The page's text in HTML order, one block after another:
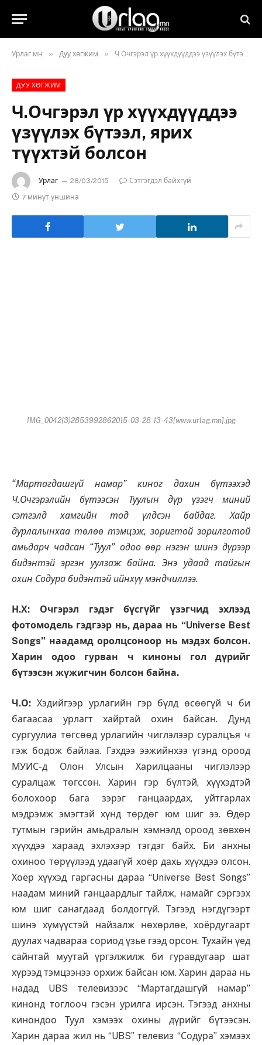
Урлаг.мн » Дуу хөгжим » Ч.Очгэрэл үр хүүхдүүддээ үзүүлэх бүтээл, ярих түүхтэй болсон
ДУУ ХӨГЖИМ
Ч.Очгэрэл үр хүүхдүүддээ
үзүүлэх бүтээл, ярих
түүхтэй болсон
Урлаг 28/03/2015
Сэтгэгдэл байхгүй
7 минут уншина
IMG_0042(3)2853992862015-03-28-13-43[www.urlag.mn].jpg
“Мартагдашгүй намар” киног дахин бүтээхэд
Ч.Очгэрэлийн бүтээсэн Туулын дүр үзэгч миний
сэтгэлд хамгийн тод үлдсэн байдаг. Хайр
дурлалынхаа төлөө тэмцэж, зоригтой зорилготой
амьдарч чадсан “Туул” одоо өөр нэгэн шинэ дүрээр
бидэнтэй эргэн уулзаж байна. Энэ удаад тайгын
охин Содура бидэнтэй ийнхүү мэндчиллээ.
Н.Х: Очгэрэл гэдэг бүсгүйг үзэгчид эхлээд
фотомодель гэдгээр нь, дараа нь “Universe Best
Songs” наадамд оролцсоноор нь мэдэх болсон.
Харин одоо гурван ч киноны гол дүрийг
бүтээсэн жүжигчин болсон байна.
Ч.О: Хэдийгээр урлагийн гэр бүлд өсөөгүй ч би
багаасаа урлагт хайртай охин байсан. Дунд
сургуулиа төгсөөд урлагийн чиглэлээр суралцъя ч
гэж бодож байлаа. Гэхдээ ээжийнхээ үгэнд ороод
МУИС-д Олон Улсын Харилцааны чиглэлээр
суралцаж төгссөн. Харин гэр бүлтэй, хүүхэдтэй
болохоор бага зэрэг ганцаардах, уйтгарлах
мэдрэмж эмэгтэй хүнд төрдөг юм шиг ээ. Өдөр
тутмын гэрийн амьдралын хэмнэлд ороод зөвхөн
хүүхдээ хараад эхлэхээр тэгдэг байх. Би анхны
охиноо төрүүлээд удаагүй хоёр дахь хүүхдээ олсон.
Хоёр хүүхэд гаргасны дараа “Universe Best Songs”
наадам миний ганцаардлыг тайлж, намайг сэргээх
юм шиг санагдаад болдоггүй. Тэгээд нэгдүгээрт
шинэ хүмүүстэй найзалж нөхөрлөе, хоёрдугаарт
дуулах чадвараа сориод үзье гээд орсон. Тухайн үед
сайнтай муутай үргэлжилж би гуравдугаар шат
хүрээд тэмцээнээ орхиж байсан юм. Харин дараа нь
надад UBS телевизээс “Мартагдашгүй намар”
кинонд тоглооч гэсэн урилга ирсэн. Тэгээд анхны
кинондоо Туул хэмээх охины дүрийг бүтээсэн.
Харин дараа жил нь “UBS” телевиз “Содура” хэмээх